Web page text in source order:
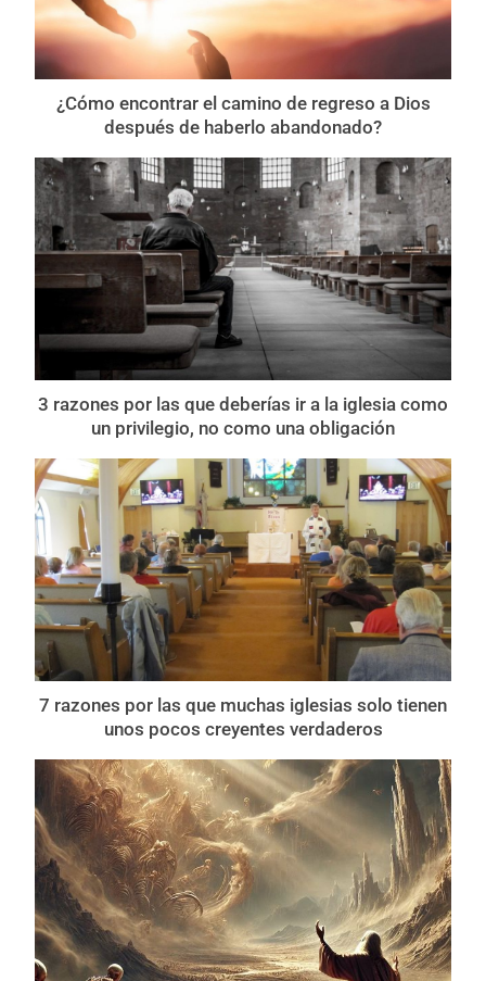
¿Cómo encontrar el camino de regreso a Dios
después de haberlo abandonado?
3 razones por las que deberías ir a la iglesia como
un privilegio, no como una obligación
7 razones por las que muchas iglesias solo tienen
unos pocos creyentes verdaderos